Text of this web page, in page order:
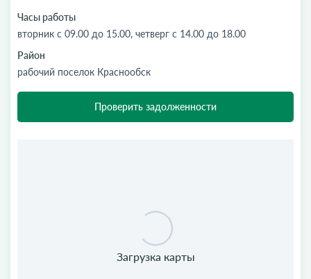
Часы работы
вторник с 09.00 до 15.00, четверг с 14.00 до 18.00
Район
рабочий поселок Краснообск
Проверить задолженности